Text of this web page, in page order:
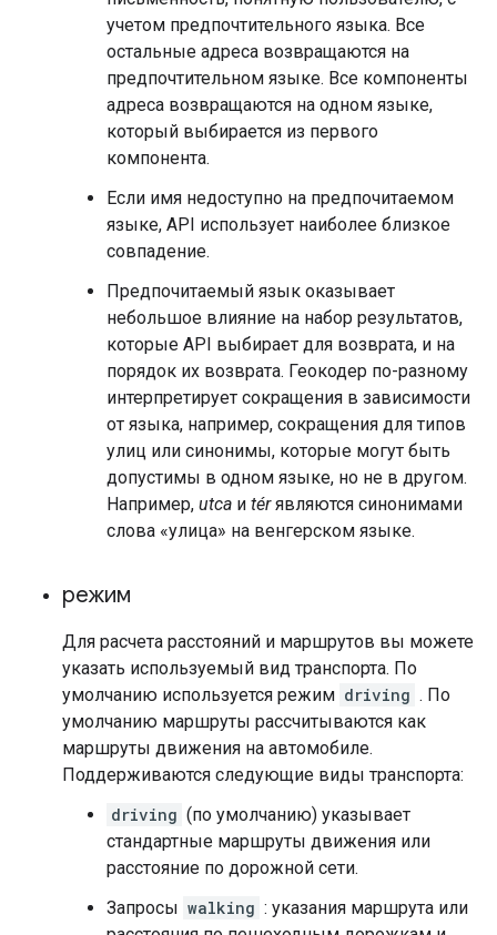
учетом предпочтительного языка. Все
остальные адреса возвращаются на
предпочтительном языке. Все компоненты
адреса возвращаются на одном языке,
который выбирается из первого
компонента.
Если имя недоступно на предпочитаемом
языке, API использует наиболее близкое
совпадение.
Предпочитаемый язык оказывает
небольшое влияние на набор результатов,
которые API выбирает для возврата, и на
порядок их возврата. Геокодер по-разному
интерпретирует сокращения в зависимости
от языка, например, сокращения для типов
улиц или синонимы, которые могут быть
допустимы в одном языке, но не в другом.
Например, utca и térявляются синонимами
слова «улица» на венгерском языке.
режим
Для расчета расстояний и маршрутов вы можете
указать используемый вид транспорта. По
умолчанию используется режим driving . По
умолчанию маршруты рассчитываются как
маршруты движения на автомобиле.
Поддерживаются следующие виды транспорта:
driving (по умолчанию) указывает
стандартные маршруты движения или
расстояние по дорожной сети.
Запросы walking : указания маршрута или